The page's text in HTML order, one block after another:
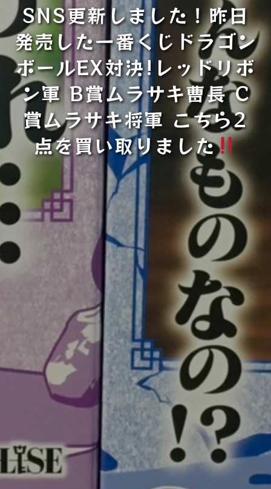
SNS更新しました！昨日
発売した一番くじドラゴン
ボールEX対決!レッドリボ
ン軍 B賞ムラサキ曹長 C
賞ムラサキ将軍 こちら2
点を買い取りました